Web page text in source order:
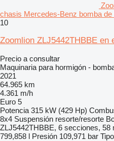
chasis Mercedes-Benz bomba de
10
Zoomlion ZLJ5442THBBE
Precio a consultar
Maquinaria para hormigón -
2021
64.965 km
4.361 m/h
Euro 5
Potencia 315 kW (429 Hp)
8x4 Suspensión resorte/resorte
ZLJ5442THBBE, 6 secciones, 58
799,858 l Presión 109,971 bar